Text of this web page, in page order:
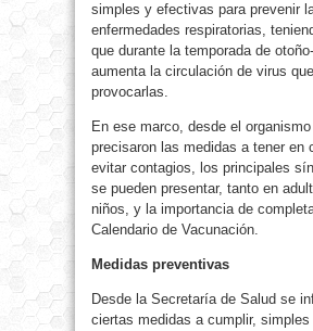
simples y efectivas para prevenir
enfermedades respiratorias,
que durante la temporada de
aumenta la circulación de virus
provocarlas.
En ese marco, desde el
precisaron las medidas a tener en
evitar contagios, los principales
se pueden presentar, tanto en
niños, y la importancia de
Calendario de Vacunación.
Medidas preventivas
Desde la Secretaría de Salud se
ciertas medidas a cumplir,